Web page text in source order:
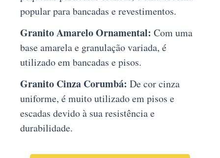
popular para bancadas e revestimentos.
Granito Amarelo Ornamental: Com uma
base amarela e granulação variada, é
utilizado em bancadas e pisos.
Granito Cinza Corumbá: De cor cinza
uniforme, é muito utilizado em pisos e
escadas devido à sua resistência e
durabilidade.